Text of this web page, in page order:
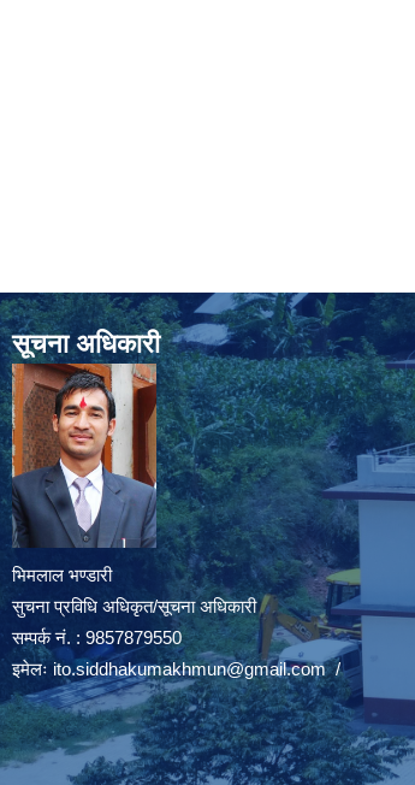
सूचना अधिकारी
भिमलाल भण्डारी
सुचना प्रविधि अधिकृत/सूचना अधिकारी
सम्पर्क नं. : 9857879550
इमेलः ito.siddhakumakhmun@gmail.com/